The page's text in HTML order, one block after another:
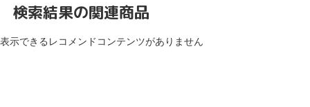
検索結果の関連商品
表示できるレコメンドコンテンツがありません